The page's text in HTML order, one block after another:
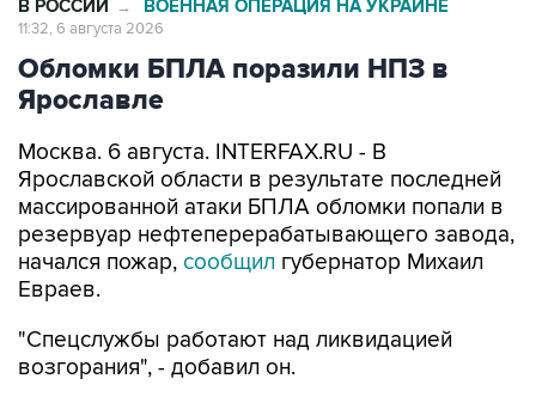
В РОССИИ → ВОЕННАЯ ОПЕРАЦИЯ НА УКРАИНЕ
11:32, 6 августа 2026
Обломки БПЛА поразили НПЗ в
Ярославле
Москва. 6 августа. INTERFAX.RU - В
Ярославской области в результате последней
массированной атаки БПЛА обломки попали в
резервуар нефтеперерабатывающего завода,
начался пожар, сообщил губернатор Михаил
Евраев.
"Спецслужбы работают над ликвидацией
возгорания", - добавил он.